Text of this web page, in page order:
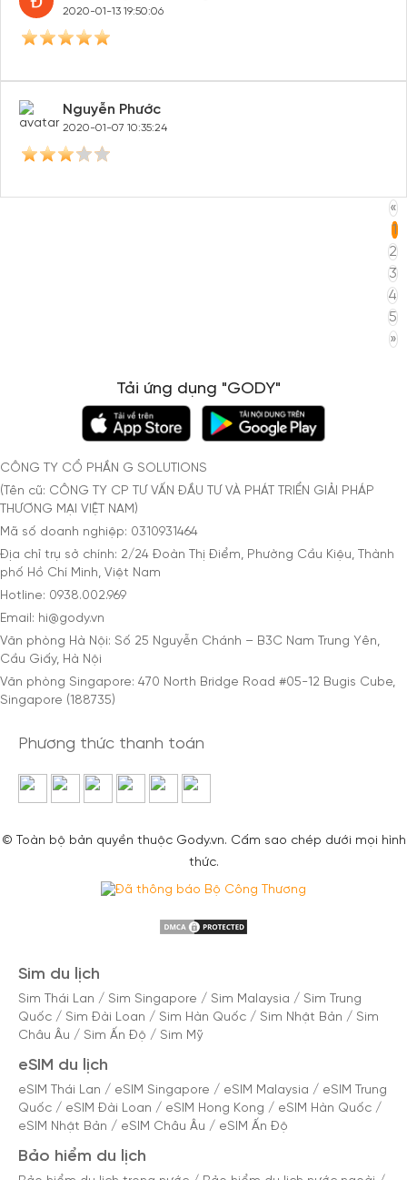
2020-01-13 19:50:06
Nguyễn Phước
2020-01-07 10:35:24
«
1
2
3
4
5
»
Tải ứng dụng "GODY"
CÔNG TY CỔ PHẦN G SOLUTIONS
(Tên cũ: CÔNG TY CP TƯ VẤN ĐẦU TƯ VÀ PHÁT TRIỂN GIẢI PHÁP
THƯƠNG MẠI VIỆT NAM)
Mã số doanh nghiệp: 0310931464
Địa chỉ trụ sở chính: 2/24 Đoàn Thị Điểm, Phường Cầu Kiệu, Thành
phố Hồ Chí Minh, Việt Nam
Hotline: 0938.002.969
Email: hi@gody.vn
Văn phòng Hà Nội: Số 25 Nguyễn Chánh – B3C Nam Trung Yên,
Cầu Giấy, Hà Nội
Văn phòng Singapore: 470 North Bridge Road #05-12 Bugis Cube,
Singapore (188735)
Phương thức thanh toán
© Toàn bộ bản quyền thuộc Gody.vn. Cấm sao chép dưới mọi hình
thức.
Sim du lịch
Sim Thái Lan / Sim Singapore / Sim Malaysia / Sim Trung
Quốc / Sim Đài Loan / Sim Hàn Quốc / Sim Nhật Bản / Sim
Châu Âu / Sim Ấn Độ / Sim Mỹ
eSIM du lịch
eSIM Thái Lan / eSIM Singapore / eSIM Malaysia / eSIM Trung
Quốc / eSIM Đài Loan / eSIM Hong Kong / eSIM Hàn Quốc /
eSIM Nhật Bản / eSIM Châu Âu / eSIM Ấn Độ
Bảo hiểm du lịch